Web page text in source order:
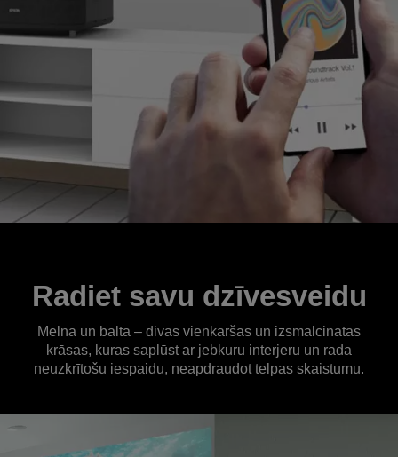
Radiet savu dzīvesveidu
Melna un balta – divas vienkāršas un izsmalcinātas
krāsas, kuras saplūst ar jebkuru interjeru un rada
neuzkrītošu iespaidu, neapdraudot telpas skaistumu.